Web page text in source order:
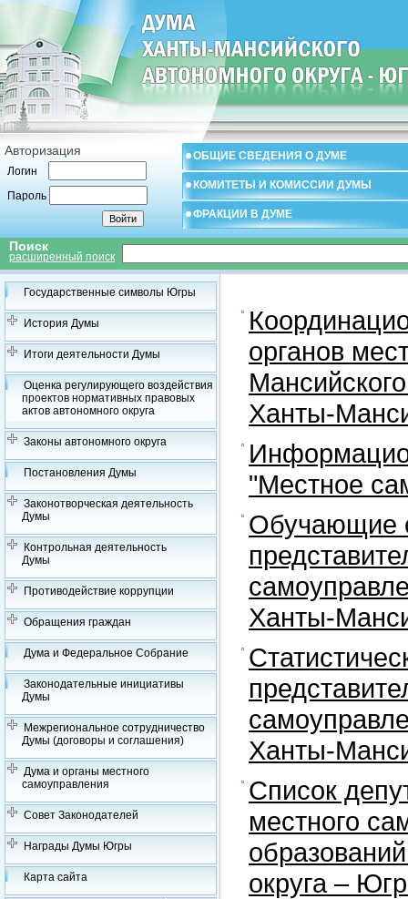
Авторизация
Логин
Пароль
ОБЩИЕ СВЕДЕНИЯ О ДУМЕ
КОМИТЕТЫ И КОМИССИИ ДУМЫ
ФРАКЦИИ В ДУМЕ
Поиск
расширенный поиск
Государственные символы Югры
История Думы
Итоги деятельности Думы
Оценка регулирующего воздействия
проектов нормативных правовых
актов автономного округа
Законы автономного округа
Постановления Думы
Законотворческая деятельность
Думы
Контрольная деятельность
Думы
Противодействие коррупции
Обращения граждан
Дума и Федеральное Собрание
Законодательные инициативы
Думы
Межрегиональное сотрудничество
Думы (договоры и соглашения)
Дума и органы местного
самоуправления
Совет Законодателей
Награды Думы Югры
Карта сайта
органов
Ханты-
"Местное
Обучающие
Ханты-
Ханты-
Список
местного
округа –